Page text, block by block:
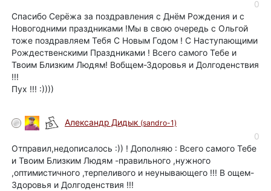
0
Спасибо Серёжа за поздравления с Днём Рождения и с
Новогодними праздниками !Мы в свою очередь с Ольгой
тоже поздравляем Тебя С Новым Годом ! С Наступающими
Рождественскими Праздниками ! Всего самого Тебе и
Твоим Близким Людям! Вобщем-Здоровья и Долгоденствия
!!!
Пух !!! :))))
Александр Дидык (sandro-1)
0
Отправил,недописалось :)) ! Дополняю : Всего самого Тебе
и Твоим Близким Людям -правильного ,нужного
,оптимистичного ,терпеливого и неунывающего !!! В ощем-
Здоровья и Долгоденствия !!!